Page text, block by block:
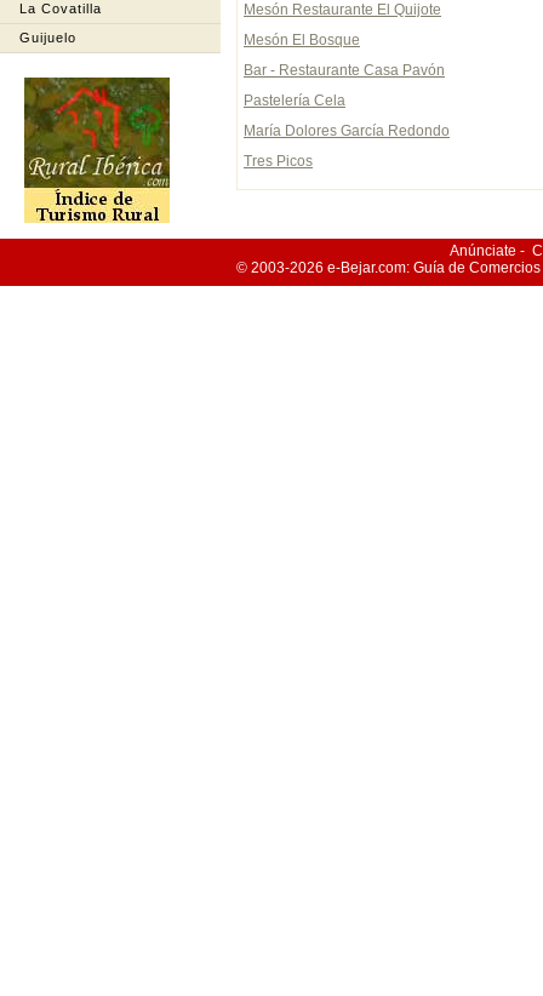
La Covatilla
Guijuelo
Mesón Restaurante El Quijote
Mesón El Bosque
Bar - Restaurante Casa Pavón
Pastelería Cela
María Dolores García Redondo
Tres Picos
Anúnciate -
© 2003-2026 e-Bejar.com: Guía de